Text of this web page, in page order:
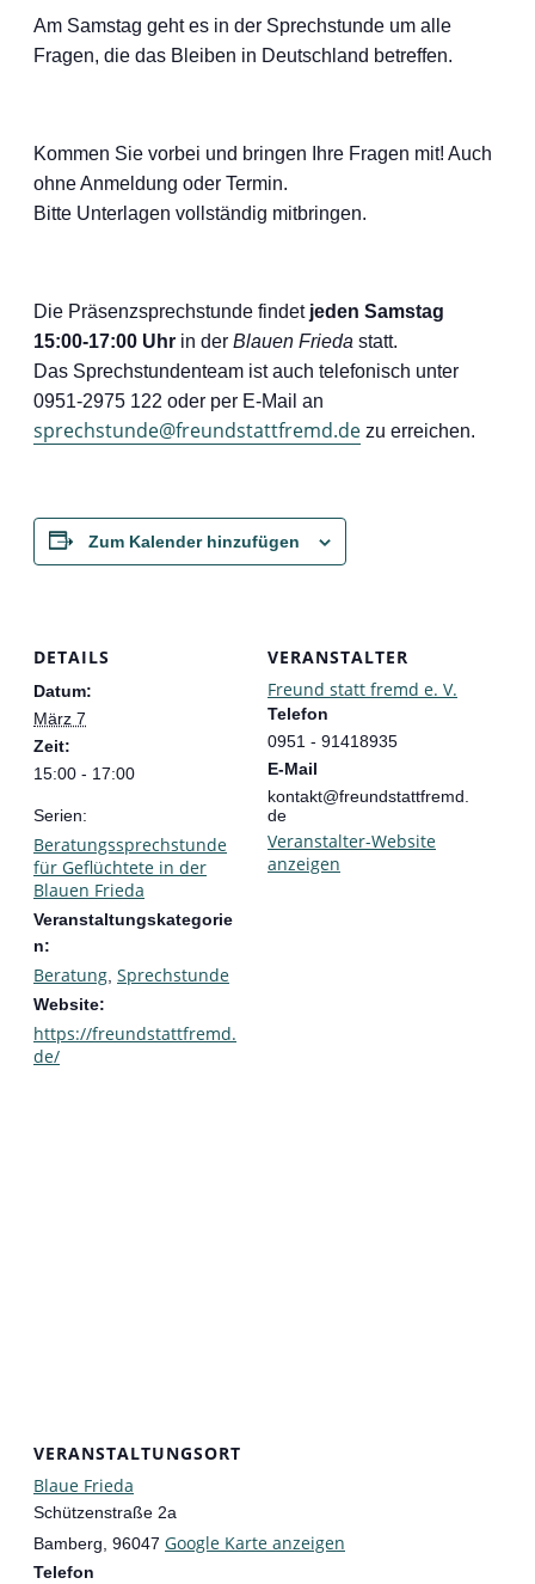
Am Samstag geht es in der Sprechstunde um alle
Fragen, die das Bleiben in Deutschland betreffen.
Kommen Sie vorbei und bringen Ihre Fragen mit! Auch
ohne Anmeldung oder Termin.
Bitte Unterlagen vollständig mitbringen.
Die Präsenzsprechstunde findet jeden Samstag
15:00-17:00 Uhr in der Blauen Frieda statt.
Das Sprechstundenteam ist auch telefonisch unter
0951-2975 122 oder per E-Mail an
sprechstunde@freundstattfremd.de zu erreichen.
Zum Kalender hinzufügen
DETAILS
Datum:
März 7
Zeit:
15:00 - 17:00
Serien:
Beratungssprechstunde
für Geflüchtete in der
Blauen Frieda
Veranstaltungskategorie
n:
Beratung Sprechstunde
Website:
https://freundstattfremd.
de/
VERANSTALTER
Freund statt fremd e. V.
Telefon
0951 - 91418935
E-Mail
kontakt@freundstattfremd.
de
Veranstalter-Website
anzeigen
VERANSTALTUNGSORT
Blaue Frieda
Schützenstraße 2a
Bamberg 96047 Google Karte anzeigen
Telefon